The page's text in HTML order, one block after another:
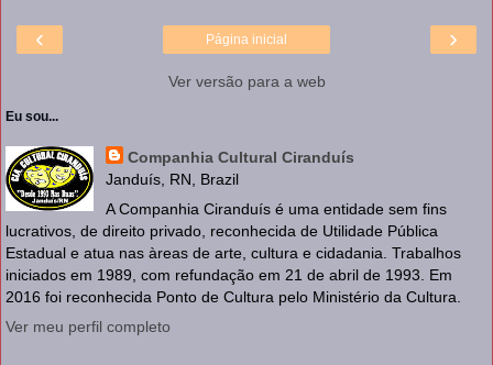
‹ ›
Página inicial
Ver versão para a web
Eu sou...
Companhia Cultural Ciranduís
Janduís, RN, Brazil
A Companhia Ciranduís é uma entidade sem fins
lucrativos, de direito privado, reconhecida de Utilidade Pública
Estadual e atua nas àreas de arte, cultura e cidadania. Trabalhos
iniciados em 1989, com refundação em 21 de abril de 1993. Em
2016 foi reconhecida Ponto de Cultura pelo Ministério da Cultura.
Ver meu perfil completo